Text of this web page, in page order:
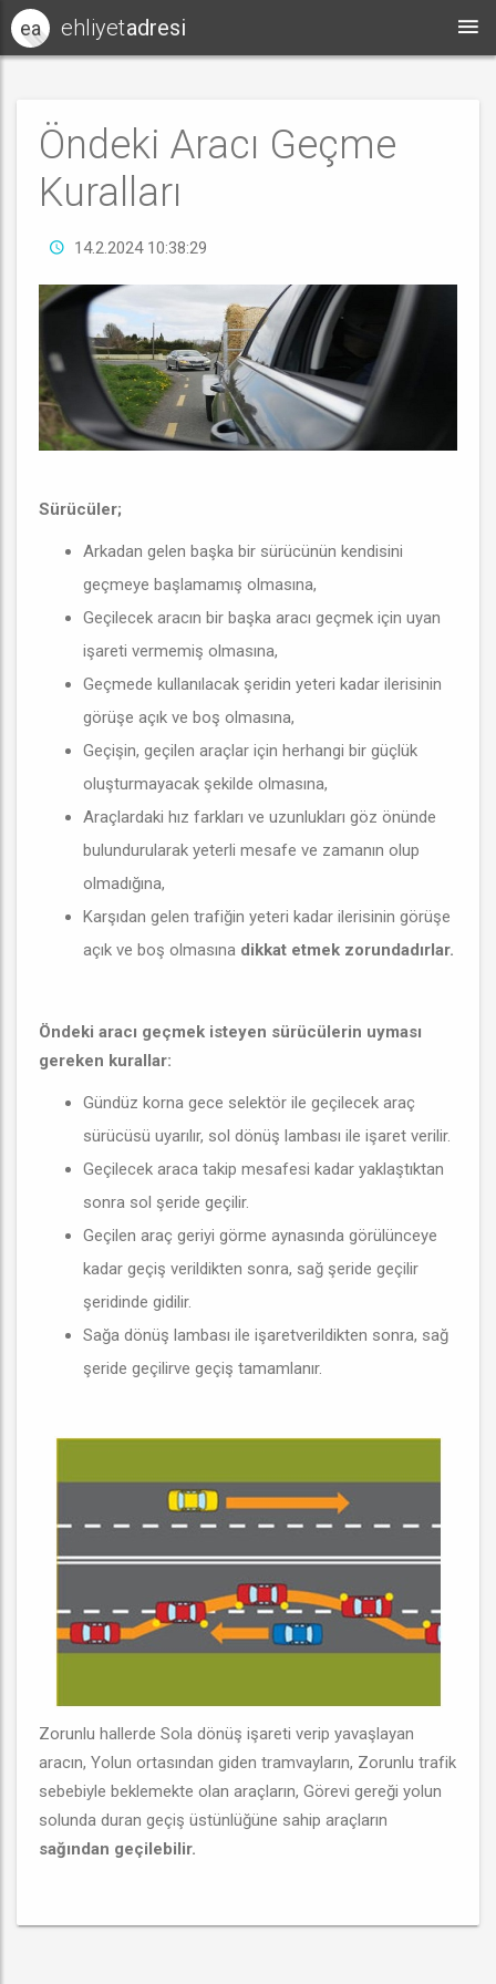
ea ehliyetadresi
Öndeki Aracı Geçme
Kuralları
14.2.2024 10:38:29
Sürücüler;
Arkadan gelen başka bir sürücünün kendisini
geçmeye başlamamış olmasına,
Geçilecek aracın bir başka aracı geçmek için uyan
işareti vermemiş olmasına,
Geçmede kullanılacak şeridin yeteri kadar ilerisinin
görüşe açık ve boş olmasına,
Geçişin, geçilen araçlar için herhangi bir güçlük
oluşturmayacak şekilde olmasına,
Araçlardaki hız farkları ve uzunlukları göz önünde
bulundurularak yeterli mesafe ve zamanın olup
olmadığına,
Karşıdan gelen trafiğin yeteri kadar ilerisinin görüşe
açık ve boş olmasına dikkat etmek zorundadırlar.
Öndeki aracı geçmek isteyen sürücülerin uyması
gereken kurallar:
Gündüz korna gece selektör ile geçilecek araç
sürücüsü uyarılır, sol dönüş lambası ile işaret verilir.
Geçilecek araca takip mesafesi kadar yaklaştıktan
sonra sol şeride geçilir.
Geçilen araç geriyi görme aynasında görülünceye
kadar geçiş verildikten sonra, sağ şeride geçilir
şeridinde gidilir.
Sağa dönüş lambası ile işaretverildikten sonra, sağ
şeride geçilirve geçiş tamamlanır.
Zorunlu hallerde Sola dönüş işareti verip yavaşlayan
aracın, Yolun ortasından giden tramvayların, Zorunlu trafik
sebebiyle beklemekte olan araçların, Görevi gereği yolun
solunda duran geçiş üstünlüğüne sahip araçların
sağından geçilebilir.